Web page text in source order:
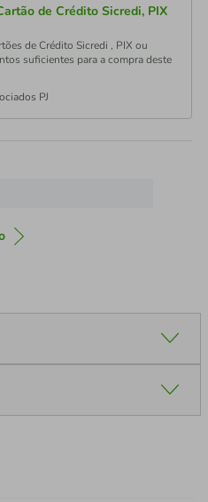
de Crédito Sicredi, PIX
de Crédito Sicredi , PIX ou
suficientes para a compra deste
PJ